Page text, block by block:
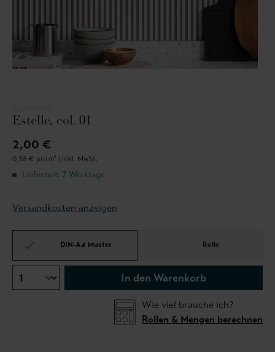
Estelle, col. 01
2,00 €
0,38 € pro m² | inkl. MwSt.
Lieferzeit: 7 Werktage
Versandkosten anzeigen
DIN-A4 Muster Rolle
In den Warenkorb
Wie viel brauche ich?
Rollen & Mengen berechnen